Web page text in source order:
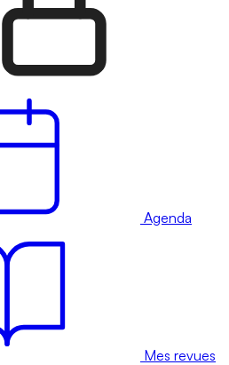
Agenda
Mes revues